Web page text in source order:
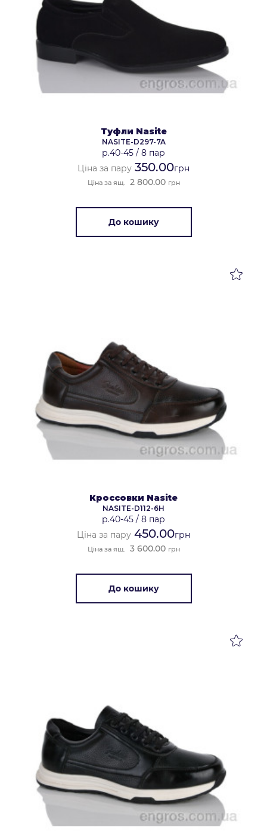
Туфли Nasite
NASITE-D297-7A
р.40-45 / 8 пар
Ціна за пару 350.00грн
Ціна за ящ. 2 800.00 грн
До кошику
Кроссовки Nasite
NASITE-D112-6H
р.40-45 / 8 пар
Ціна за пару 450.00грн
Ціна за ящ. 3 600.00 грн
До кошику